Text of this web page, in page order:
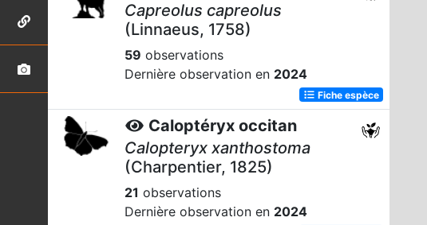
Capreolus capreolus
(Linnaeus, 1758)
59 observations
Dernière observation en 2024
Fiche espèce
Caloptéryx occitan
Calopteryx xanthostoma
(Charpentier, 1825)
21 observations
Dernière observation en 2024